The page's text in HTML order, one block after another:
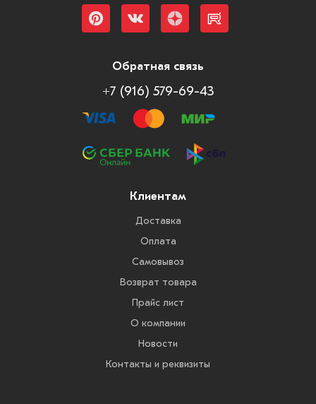
Обратная связь
+7 (916) 579-69-43
Клиентам
Доставка
Оплата
Самовывоз
Возврат товара
Прайс лист
О компании
Новости
Контакты и реквизиты